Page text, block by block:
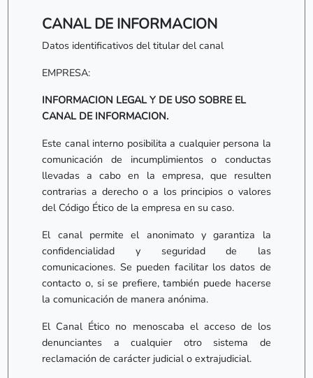
CANAL DE INFORMACION
Datos identificativos del titular del canal
EMPRESA:
INFORMACION LEGAL Y DE USO SOBRE EL
CANAL DE INFORMACION.
Este canal interno posibilita a cualquier persona la
comunicación de incumplimientos o conductas
llevadas a cabo en la empresa, que resulten
contrarias a derecho o a los principios o valores
del Código Ético de la empresa en su caso.
El canal permite el anonimato y garantiza la
confidencialidad y seguridad de las
comunicaciones. Se pueden facilitar los datos de
contacto o, si se prefiere, también puede hacerse
la comunicación de manera anónima.
El Canal Ético no menoscaba el acceso de los
denunciantes a cualquier otro sistema de
reclamación de carácter judicial o extrajudicial.